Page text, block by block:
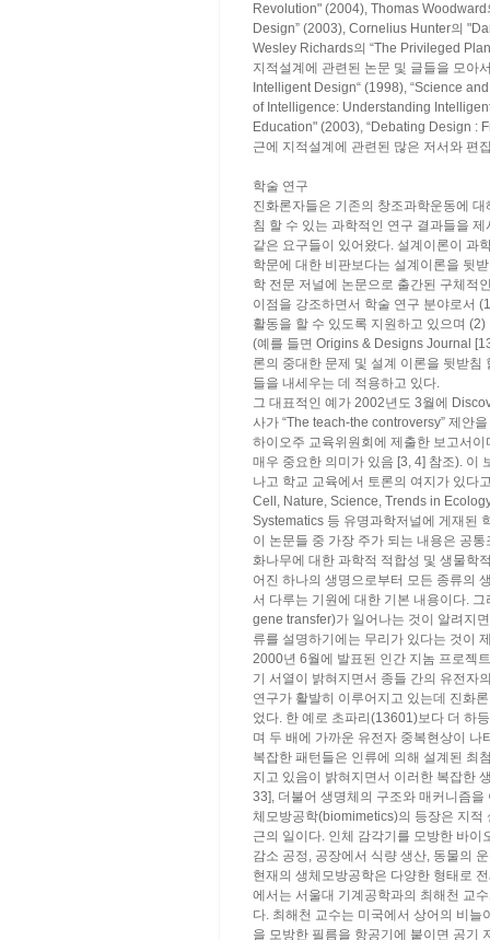
Revolution" (2004), Thomas
Design” (2003), Cornelius Hunter의
Wesley Richards의 “The Privileged
지적설계에 관련된 논문 및 글들을 모아
Intelligent Design“ (1998), “Science
of Intelligence: Understanding
Education" (2003), “Debating Design :
근에 지적설계에 관련된 많은 저서와 편
학술 연구
진화론자들은 기존의 창조과학운동에
침 할 수 있는 과학적인 연구 결과들을
같은 요구들이 있어왔다. 설계이론이 과
학문에 대한 비판보다는 설계이론을 뒷
학 전문 저널에 논문으로 출간된 구체적
이점을 강조하면서 학술 연구 분야로서
활동을 할 수 있도록 지원하고 있으며
(예를 들면 Origins & Designs Journal
론의 중대한 문제 및 설계 이론을 뒷받
들을 내세우는 데 적용하고 있다.
그 대표적인 예가 2002년도 3월에
사가 “The teach-the controversy” 제안
하이오주 교육위원회에 제출한 보고서
매우 중요한 의미가 있음 [3, 4] 참조). 이
나고 학교 교육에서 토론의 여지가 있다
Cell, Nature, Science, Trends in
Systematics 등 유명과학저널에 게재된
이 논문들 중 가장 주가 되는 내용은 공
화나무에 대한 과학적 적합성 및 생물학
어진 하나의 생명으로부터 모든 종류의
서 다루는 기원에 대한 기본 내용이다.
gene transfer)가 일어나는 것이 알려지
류를 설명하기에는 무리가 있다는 것이
2000년 6월에 발표된 인간 지놈 프로젝
기 서열이 밝혀지면서 종들 간의 유전자
연구가 활발히 이루어지고 있는데 진화
었다. 한 예로 초파리(13601)보다 더 하
며 두 배에 가까운 유전자 중복현상이
복잡한 패턴들은 인류에 의해 설계된 최
지고 있음이 밝혀지면서 이러한 복잡한
33], 더불어 생명체의 구조와 매커니즘
체모방공학(biomimetics)의 등장은 지적
근의 일이다. 인체 감각기를 모방한 바
감소 공정, 공장에서 식량 생산, 동물의
현재의 생체모방공학은 다양한 형태로
에서는 서울대 기계공학과의 최해천 교
다. 최해천 교수는 미국에서 상어의 비
을 모방한 필름을 항공기에 붙이면 공기